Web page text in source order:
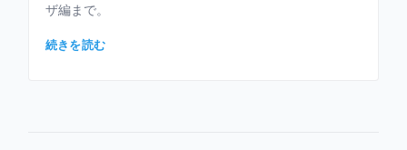
ザ編まで。
続きを読む